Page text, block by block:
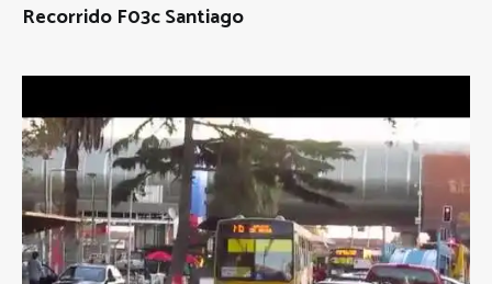
Recorrido F03c Santiago